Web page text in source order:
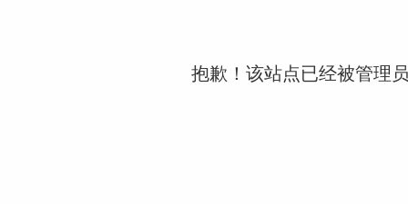
抱歉！该站点已经被管理